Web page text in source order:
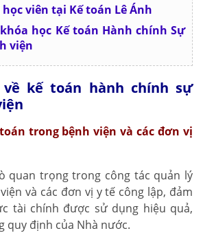
viên tại Kế toán Lê Ánh
học Kế toán Hành chính Sự
viện
về kế toán hành chính sự
trong bệnh viện và các đơn vị
quan trọng trong công tác quản lý
và các đơn vị y tế công lập, đảm
tài chính được sử dụng hiệu quả,
quy định của Nhà nước.